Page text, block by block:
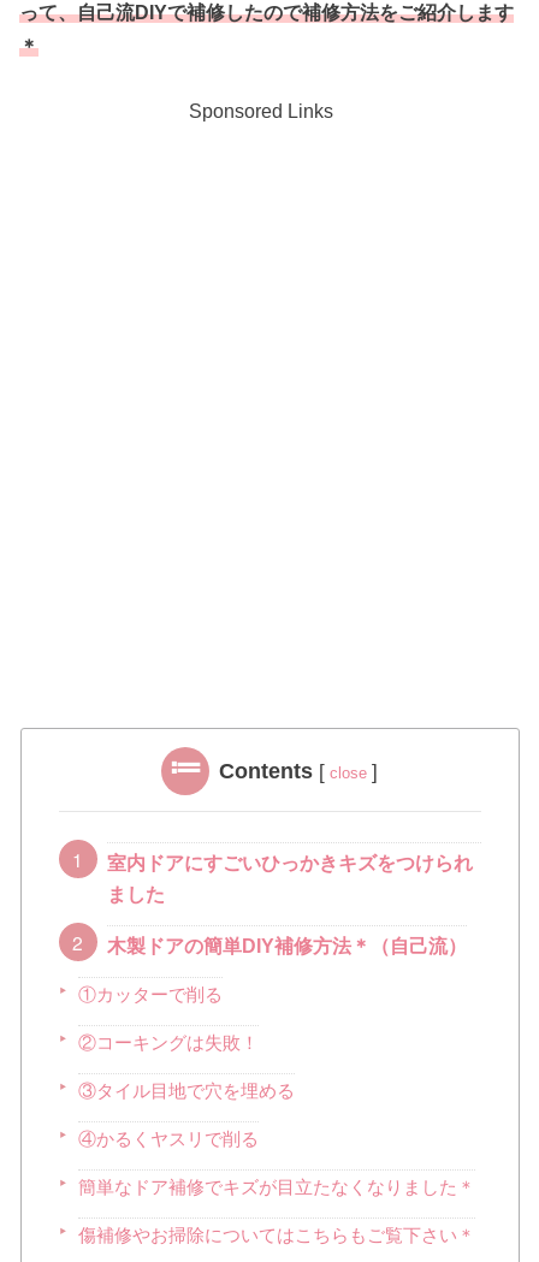
って、自己流DIYで補修したので補修方法をご紹介します
＊
Sponsored Links
Contents [ close ]
室内ドアにすごいひっかきキズをつけられ
ました
木製ドアの簡単DIY補修方法＊（自己流）
①カッターで削る
②コーキングは失敗！
③タイル目地で穴を埋める
④かるくヤスリで削る
簡単なドア補修でキズが目立たなくなりました＊
傷補修やお掃除についてはこちらもご覧下さい＊